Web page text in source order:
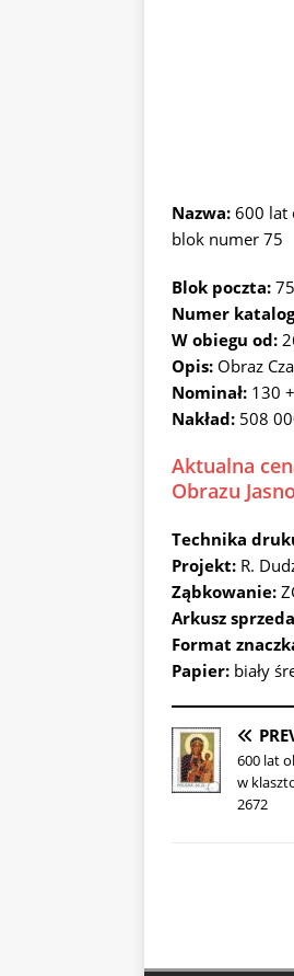
Nazwa: 600 lat
blok numer 75
Blok poczta: 75
Numer
W obiegu od:
Opis: Obraz
Nominał: 130
Nakład: 508
Aktualna
Obrazu
Technika
Projekt: R.
Ząbkowanie:
Arkusz
Format
Papier: biały
600 lat
w
2672